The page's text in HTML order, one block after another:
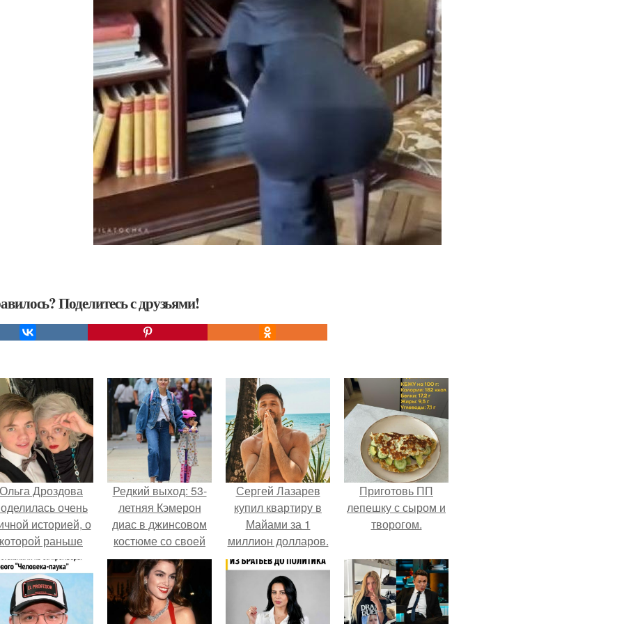
Поделитесь с друзьями!
Ольга Дроздова
очень
историей, о
которой раньше
не говорила.
Редкий выход: 53-
летняя Кэмерон
диас в джинсовом
костюме со своей
пятилетней
дочерью рэддикс в
объективе
папарацци в Нью-
Сергей Лазарев
купил квартиру в
Майами за 1
миллион долларов.
Приготовь ПП
лепешку с сыром и
творогом.